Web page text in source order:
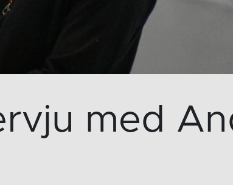
med